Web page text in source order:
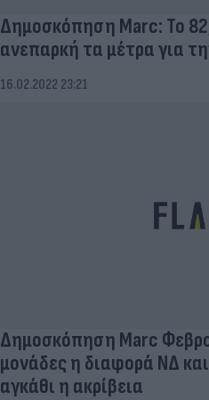
Δημοσκόπηση Marc: Το
ανεπαρκή τα μέτρα για
16.02.2022 23:21
Δημοσκόπηση Marc
μονάδες η διαφορά ΝΔ
αγκάθι η ακρίβεια